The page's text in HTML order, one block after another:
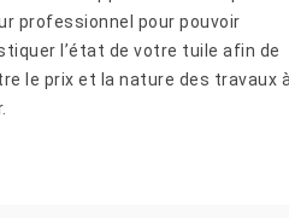
professionnel pour pouvoir
l’état de votre tuile afin de
le prix et la nature des travaux à